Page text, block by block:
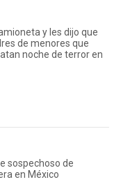
y les dijo que
de menores que
noche de terror en
sospechoso de
en México